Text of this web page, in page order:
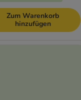
Zum Warenkorb
hinzufügen